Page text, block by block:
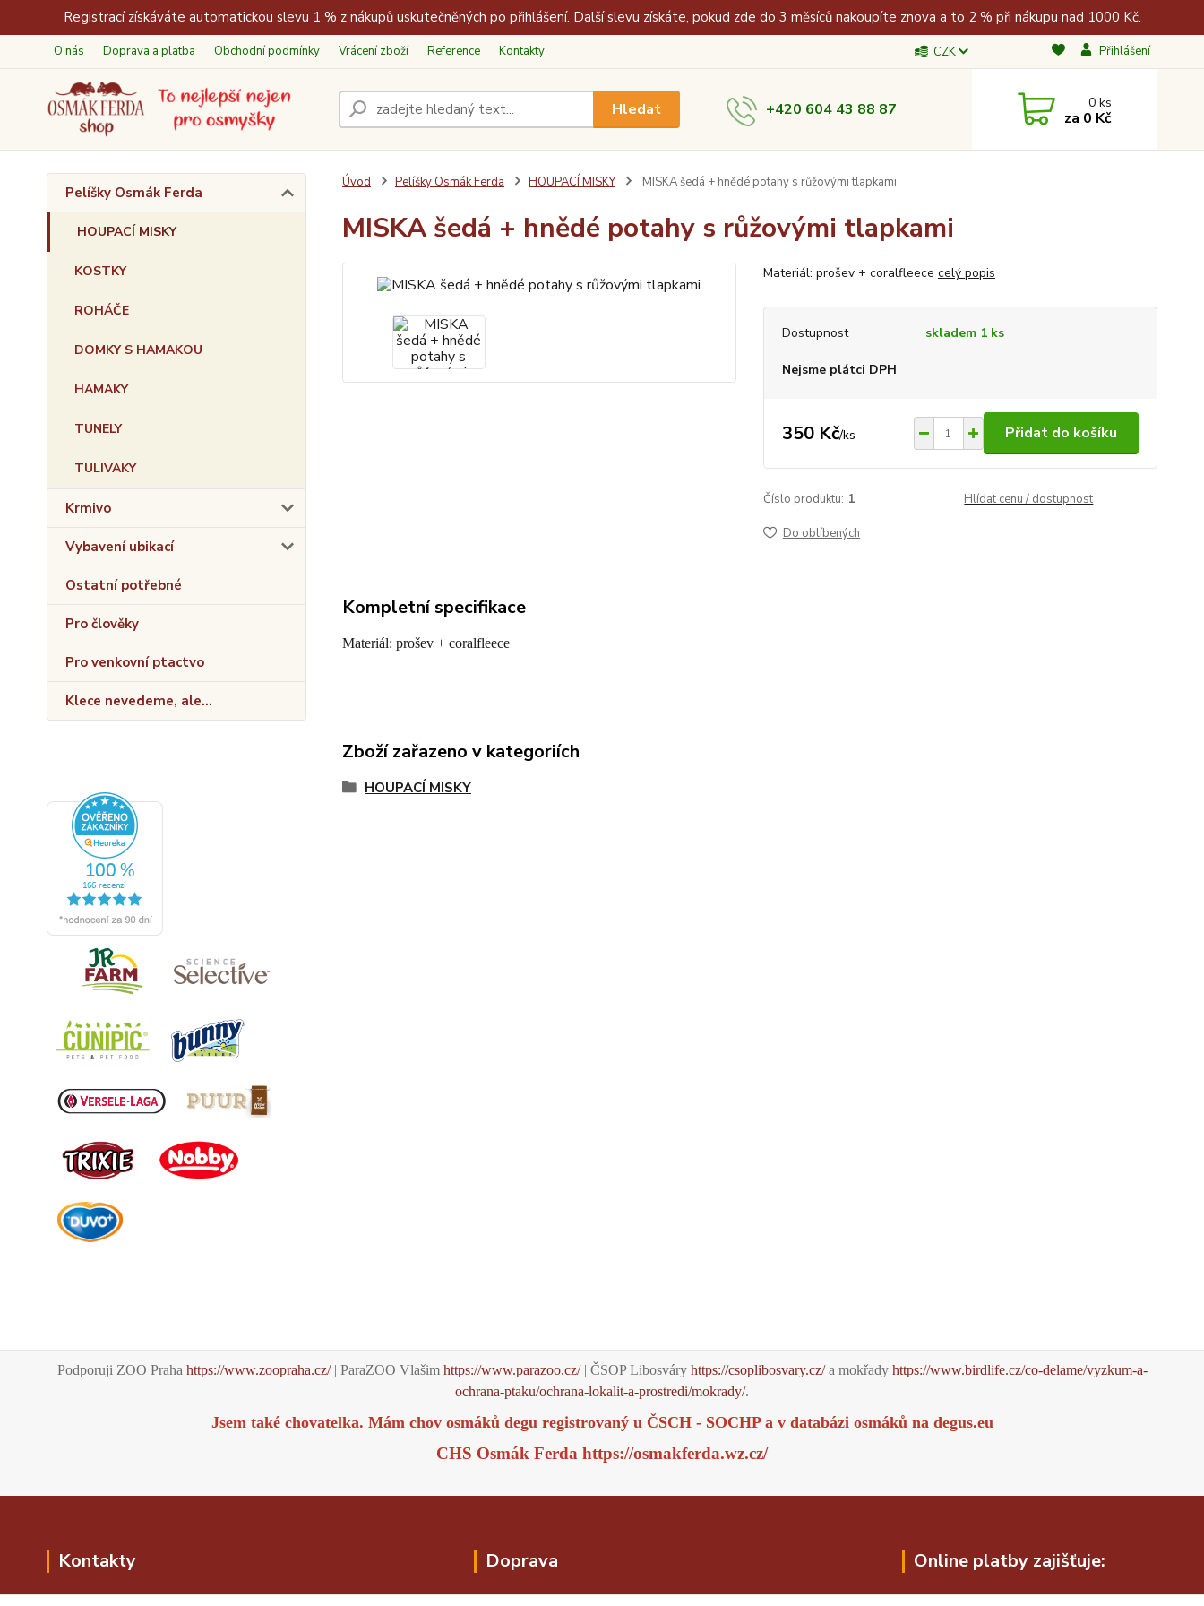
Registrací získáváte automatickou slevu 1 % z nákupů uskutečněných po přihlášení. Další slevu získáte, pokud zde do 3 měsíců nakoupíte znova a to 2 % při nákupu nad 1000 Kč.
O nás Doprava a platba Obchodní podmínky Vrácení zboží Reference Kontakty CZK Přihlášení
Hledat +420 604 43 88 87 0ks
za 0 Kč
Pelíšky Osmák Ferda
HOUPACÍ MISKY
KOSTKY
ROHÁČE
DOMKY S HAMAKOU
HAMAKY
TUNELY
TULIVAKY
Krmivo
Vybavení ubikací
Ostatní potřebné
Pro člověky
Pro venkovní ptactvo
Klece nevedeme, ale...
Úvod Pelíšky Osmák Ferda HOUPACÍ MISKY MISKA šedá + hnědé potahy s růžovými tlapkami
MISKA šedá + hnědé potahy s růžovými tlapkami
Materiál: prošev + coralfleece celý popis
Dostupnost skladem 1 ks
Nejsme plátci DPH
350 Kč/ks Přidat do košíku
Číslo produktu: 1 Hlídat cenu / dostupnost
Do oblíbených
Kompletní specifikace
Materiál: prošev + coralfleece
Zboží zařazeno v kategoriích
HOUPACÍ MISKY
Podporuji ZOO Praha https://www.zoopraha.cz/| ParaZOO Vlašim https://www.parazoo.cz/| ČSOP Libosváry https://csoplibosvary.cz/a mokřady https://www.birdlife.cz/co-delame/vyzkum-a-
ochrana-ptaku/ochrana-lokalit-a-prostredi/mokrady/.
Jsem také chovatelka. Mám chov osmáků degu registrovaný u ČSCH - SOCHP a v databázi osmáků na degus.eu
CHS Osmák Ferda https://osmakferda.wz.cz/
Kontakty Doprava Online platby zajišťuje: